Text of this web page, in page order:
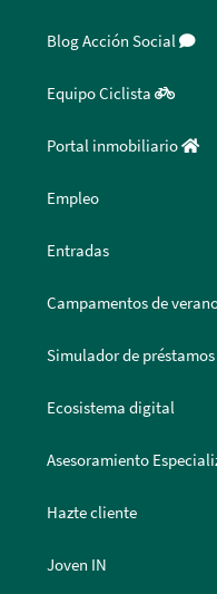
Blog Acción Social
Equipo Ciclista
Portal inmobiliario
Empleo
Entradas
Campamentos de
Simulador de préstamos
Ecosistema digital
Asesoramiento
Hazte cliente
Joven IN